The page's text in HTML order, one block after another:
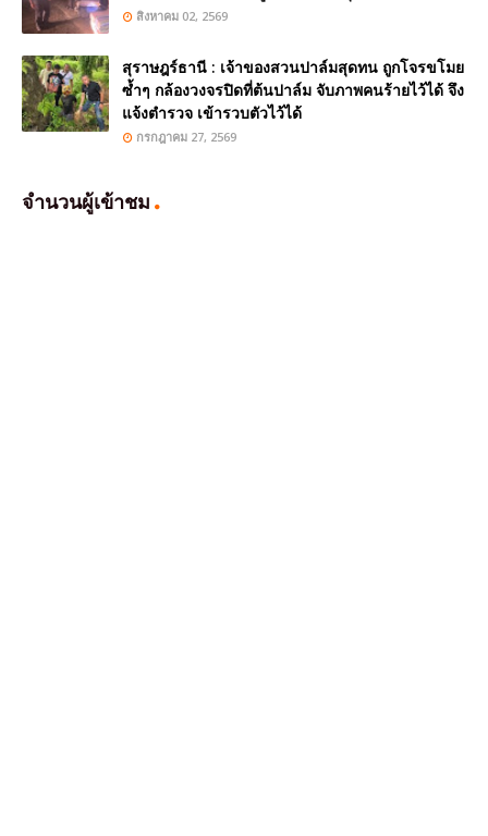
สิงหาคม 02, 2569
สุราษฎร์ธานี : เจ้าของสวนปาล์มสุดทน ถูกโจรขโมย
ซ้ำๆ กล้องวงจรปิดที่ต้นปาล์ม จับภาพคนร้ายไว้ได้ จึง
แจ้งตำรวจ เข้ารวบตัวไว้ได้
กรกฎาคม 27, 2569
จำนวนผู้เข้าชม